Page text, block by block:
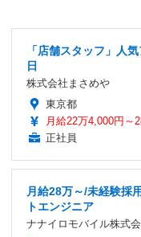
「店舗スタッフ」人
日
株式会社まさめや
東京都
月給22万4,000円～
正社員
月給28万～/未経験採
トエンジニア
ナナイロモバイル株式